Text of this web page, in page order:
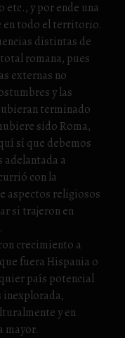
y por ende una
en todo el territorio.
distintas de
romana, pues
externas no
y las
terminado
sido Roma,
sí que debemos
a
con la
aspectos religiosos
si trajeron en
crecimiento a
fuera Hispania o
país potencial
inexplorada,
y en
mayor.